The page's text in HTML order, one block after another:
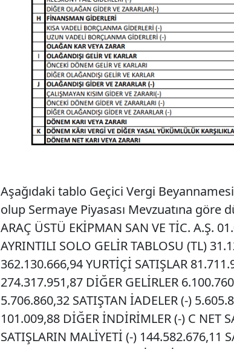
Aşağıdaki tablo Geçici Vergi
olup Sermaye Piyasası Mevzuatına göre
ARAÇ ÜSTÜ EKİPMAN SAN VE TİC. A.Ş.
AYRINTILI SOLO GELİR TABLOSU (TL)
362.130.666,94 YURTİÇİ SATIŞLAR
274.317.951,87 DİĞER GELİRLER
5.706.860,32 SATIŞTAN İADELER (-)
101.009,88 DİĞER İNDİRİMLER (-) C NET
SATIŞLARIN MALİYETİ (-) 144.582.676,11